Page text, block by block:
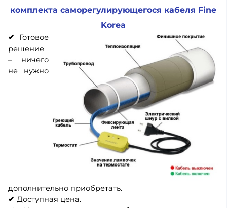
комплекта саморегулирующегося кабеля Fine
Korea
✔ Готовое
решение
– ничего
не нужно
дополнительно приобретать.
✔ Доступная цена.